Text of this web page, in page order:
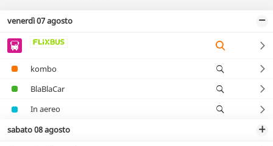
venerdì 07 agosto
kombo
BlaBlaCar
In aereo
sabato 08 agosto